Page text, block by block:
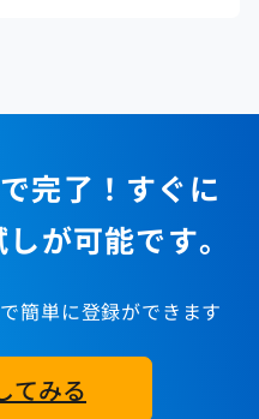
完了！すぐに
が可能です。
簡単に登録ができます
てみる